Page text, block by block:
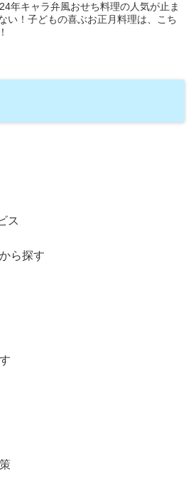
年キャラ弁風おせち料理の人気が止ま
い！子どもの喜ぶお正月料理は、こち
ス
ら探す